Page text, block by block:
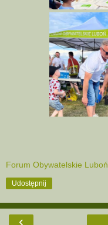
Forum Obywatelskie Luboń
Udostępnij
‹